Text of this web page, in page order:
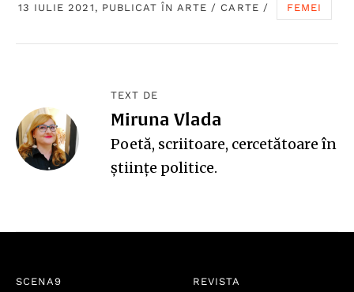
13 IULIE 2021, PUBLICAT ÎNARTE / CARTE / FEMEI
TEXT DE
Miruna Vlada
Poetă, scriitoare, cercetătoare în
științe politice.
SCENA9 REVISTA